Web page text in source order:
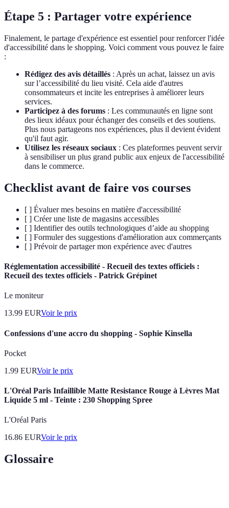
Étape 5 : Partager votre expérience
Finalement, le partage d'expérience est essentiel pour renforcer l'idée
d'accessibilité dans le shopping. Voici comment vous pouvez le faire
:
Rédigez des avis détaillés : Après un achat, laissez un avis
sur l’accessibilité du lieu visité. Cela aide d'autres
consommateurs et incite les entreprises à améliorer leurs
services.
Participez à des forums : Les communautés en ligne sont
des lieux idéaux pour échanger des conseils et des soutiens.
Plus nous partageons nos expériences, plus il devient évident
qu'il faut agir.
Utilisez les réseaux sociaux : Ces plateformes peuvent servir
à sensibiliser un plus grand public aux enjeux de l'accessibilité
dans le commerce.
Checklist avant de faire vos courses
[ ] Évaluer mes besoins en matière d'accessibilité
[ ] Créer une liste de magasins accessibles
[ ] Identifier des outils technologiques d’aide au shopping
[ ] Formuler des suggestions d'amélioration aux commerçants
[ ] Prévoir de partager mon expérience avec d'autres
Réglementation accessibilité - Recueil des textes officiels :
Recueil des textes officiels - Patrick Grépinet
Le moniteur
13.99 EURVoir le prix
Confessions d'une accro du shopping - Sophie Kinsella
Pocket
1.99 EURVoir le prix
L'Oréal Paris Infaillible Matte Resistance Rouge à Lèvres Mat
Liquide 5 ml - Teinte : 230 Shopping Spree
L'Oréal Paris
16.86 EURVoir le prix
Glossaire